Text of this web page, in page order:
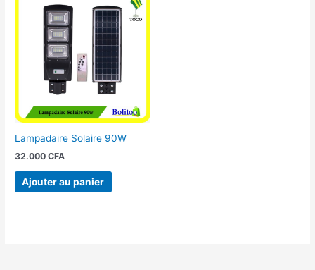
Lampadaire Solaire 90W
32.000CFA
Ajouter au panier